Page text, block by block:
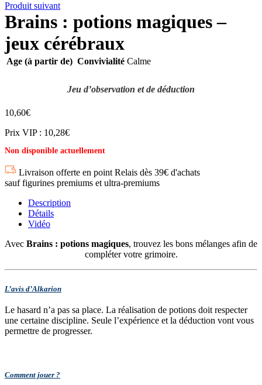
Produit suivant
Brains : potions magiques –
jeux cérébraux
Age (à partir de) Convivialité Calme
Jeu d’observation et de déduction
10,60€
Prix VIP : 10,28€
Non disponible actuellement
Livraison offerte en point Relais dès 39€ d'achats
sauf figurines premiums et ultra-premiums
Description
Détails
Vidéo
Avec Brains : potions magiques, trouvez les bons mélanges afin de
compléter votre grimoire.
L’avis d’Alkarion
Le hasard n’a pas sa place. La réalisation de potions doit respecter
une certaine discipline. Seule l’expérience et la déduction vont vous
permettre de progresser.
Comment jouer ?